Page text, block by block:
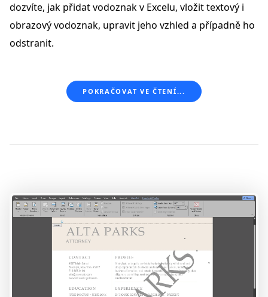
dozvíte, jak přidat vodoznak v Excelu, vložit textový i
obrazový vodoznak, upravit jeho vzhled a případně ho
odstranit.
POKRAČOVAT VE ČTENÍ...